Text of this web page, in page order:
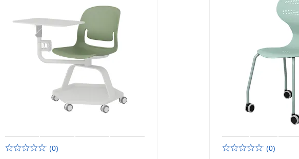
(0) (0)